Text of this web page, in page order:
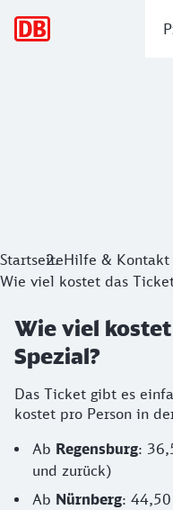
StartseiteHilfe & Kontakt
Wie viel kostet das
Wie viel
Spezial?
Das Ticket gibt es
kostet pro Person in
Ab Regensburg:
und zurück)
Ab Nürnberg: